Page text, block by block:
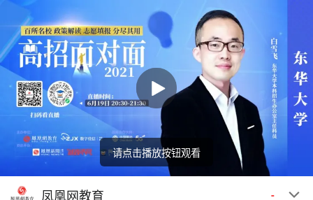
请点击播放按钮观看
回顾 00:00
凤凰网教育 -